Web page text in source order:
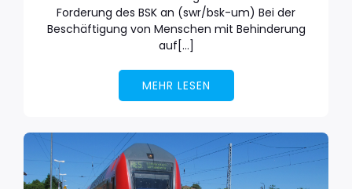
Forderung des BSK an (swr/bsk-um) Bei der
Beschäftigung von Menschen mit Behinderung
auf[…]
MEHR LESEN